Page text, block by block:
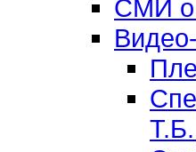
СМИ о